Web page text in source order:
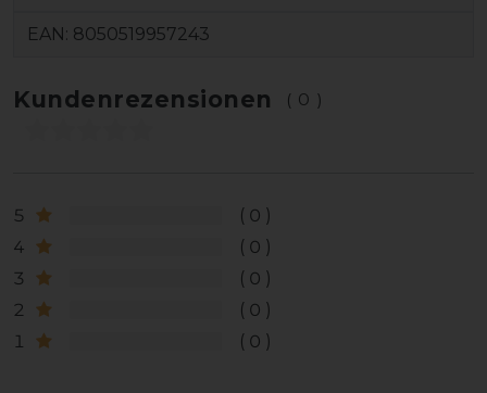
EAN: 8050519957243
Kundenrezensionen (0)
5
0
4
0
3
0
2
0
1
0